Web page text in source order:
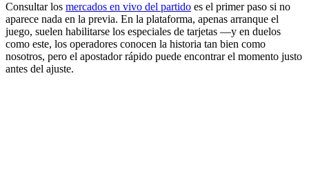
Consultar los mercados en vivo del partido es el primer paso si no
aparece nada en la previa. En la plataforma, apenas arranque el
juego, suelen habilitarse los especiales de tarjetas —y en duelos
como este, los operadores conocen la historia tan bien como
nosotros, pero el apostador rápido puede encontrar el momento justo
antes del ajuste.